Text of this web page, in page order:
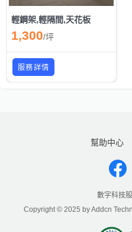
輕鋼架,輕隔間,天花板
1,300/坪
服務詳情
幫助中心
數字科技
Copyright © 2025 by Addcn